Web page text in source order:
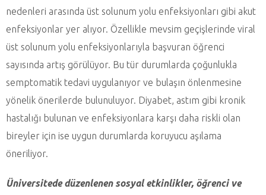
nedenleri arasında üst solunum yolu enfeksiyonları gibi akut
enfeksiyonlar yer alıyor. Özellikle mevsim geçişlerinde viral
üst solunum yolu enfeksiyonlarıyla başvuran öğrenci
sayısında artış görülüyor. Bu tür durumlarda çoğunlukla
semptomatik tedavi uygulanıyor ve bulaşın önlenmesine
yönelik önerilerde bulunuluyor. Diyabet, astım gibi kronik
hastalığı bulunan ve enfeksiyonlara karşı daha riskli olan
bireyler için ise uygun durumlarda koruyucu aşılama
öneriliyor.
Üniversitede düzenlenen sosyal etkinlikler, öğrenci ve